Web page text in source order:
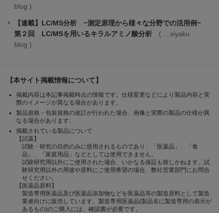
blog
【連載】LC/MS分析 −測定原理から様々な分野での活用例−
第２回 LC/MSを用いるキラルアミノ酸分析
siyaku
blog
【本サイト掲載情報について】
掲載内容は本記事掲載時点の情報です。仕様変更などにより製品内容と実
際のイメージが異なる場合があります。
製品規格・包装規格の改訂が行われた場合、画像と実際の製品の仕様が異
なる場合があります。
掲載されている製品について
【試薬】
試験・研究の目的のみに使用されるものであり、「医薬品」、「食
品」、「家庭用品」などとしては使用できません。
試験研究用以外にご使用された場合、いかなる保証も致しかねます。試
験研究用以外の用途や原料にご使用希望の場合、弊社営業部門にお問合
せください。
【医薬品原料】
製造専用医薬品及び医薬品添加物などを医薬品等の製造原料として製造
業者向けに販売しています。製造専用医薬品(製品名に製造専用の表示が
あるもの)のご購入には、確認書が必要です。